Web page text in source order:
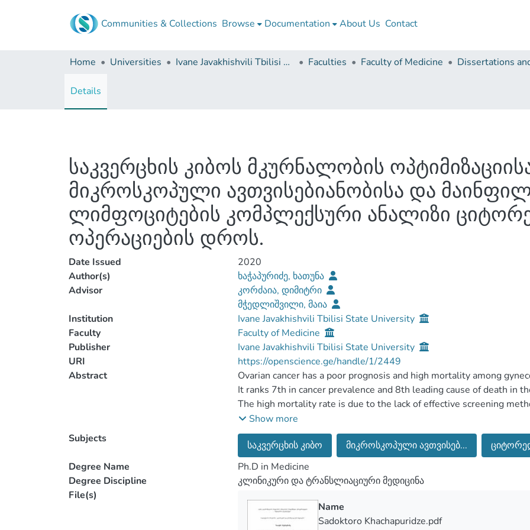
Communities & Collections Browse Documentation About Us Contact
Home Universities Ivane Javakhishvili Tbilisi State University Faculties Faculty of Medicine
Details
საკვერცხის კიბოს მკურნალობის
მიკროსკოპული ავთვისებიანობისა და
ლიმფოციტების კომპლექსური ანალიზი
ოპერაციების დროს.
Date Issued
2020
Author(s)
ხაჭაპურიძე, ხათუნა
Advisor
კორძაია, დიმიტრი
მჭედლიშვილი, მაია
Institution
Ivane Javakhishvili Tbilisi State University
Faculty
Faculty of Medicine
Publisher
Ivane Javakhishvili Tbilisi State University
URI
https://openscience.ge/handle/1/2449
Abstract
Ovarian cancer has a poor prognosis and high mortality among
It ranks 7th in cancer prevalence and 8th leading cause of death in
The high mortality rate is due to the lack of effective screening
course of the disease. About 70-80% of ovarian cancers are
IV) of the disease, and the relapse rate is 75%, while the five-year
observed in only 35%. patients.
Today, the complete cytoreduction of the tumor - debulking surgery
the best choice in the treatment of ovarian cancer(mainly stage III-IV) .
Establishing genetic risk factors for ovarian cancer and the molecular
simultaneously with surgical treatment plays an important role in
treatment outcomes and prognosis.
Show more
Subjects
საკვერცხის კიბო მიკროსკოპული ავთვისებ...
Degree Name
Ph.D in Medicine
Degree Discipline
კლინიკური და ტრანსლიაციური მედიცინა
File(s)
Name
Sadoktoro Khachapuridze.pdf